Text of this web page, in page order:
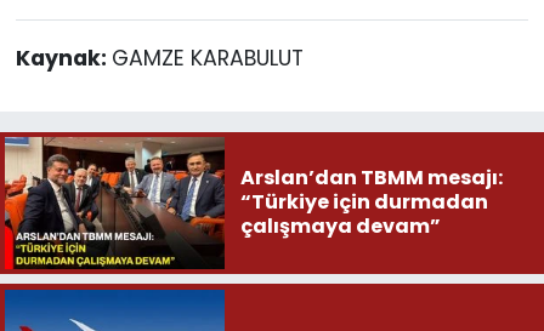
Kaynak: GAMZE KARABULUT
Arslan’dan TBMM mesajı:
“Türkiye için durmadan
çalışmaya devam”